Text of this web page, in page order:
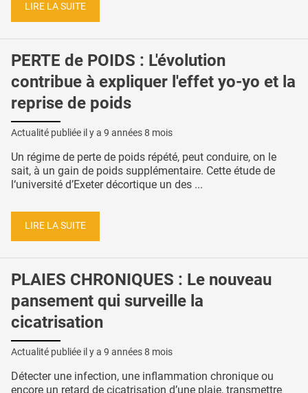
LIRE LA SUITE
PERTE de POIDS : L'évolution
contribue à expliquer l'effet yo-yo et la
reprise de poids
Actualité publiée il y a 9 années 8 mois
Un régime de perte de poids répété, peut conduire, on le
sait, à un gain de poids supplémentaire. Cette étude de
l‘université d’Exeter décortique un des ...
LIRE LA SUITE
PLAIES CHRONIQUES : Le nouveau
pansement qui surveille la
cicatrisation
Actualité publiée il y a 9 années 8 mois
Détecter une infection, une inflammation chronique ou
encore un retard de cicatrisation d’une plaie, transmettre